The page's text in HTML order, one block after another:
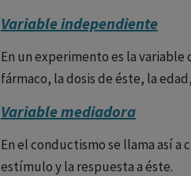
Variable independiente
En un experimento es la
fármaco, la dosis de éste, la
Variable mediadora
En el conductismo se llama así
estímulo y la respuesta a éste.